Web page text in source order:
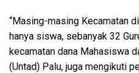
“Masing-masing Kecamatan
hanya siswa, sebanyak 32
kecamatan dana Mahasiswa
(Untad) Palu, juga mengikuti